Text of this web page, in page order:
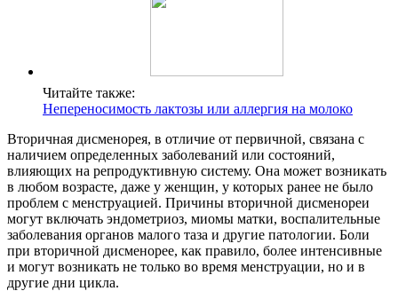
Читайте также:
Непереносимость лактозы или аллергия на молоко
Вторичная дисменорея, в отличие от первичной, связана с
наличием определенных заболеваний или состояний,
влияющих на репродуктивную систему. Она может возникать
в любом возрасте, даже у женщин, у которых ранее не было
проблем с менструацией. Причины вторичной дисменореи
могут включать эндометриоз, миомы матки, воспалительные
заболевания органов малого таза и другие патологии. Боли
при вторичной дисменорее, как правило, более интенсивные
и могут возникать не только во время менструации, но и в
другие дни цикла.